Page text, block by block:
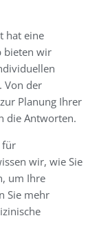
hat eine
bieten wir
Von der
Planung Ihrer
die Antworten.
für
wir, wie Sie
um Ihre
Sie mehr